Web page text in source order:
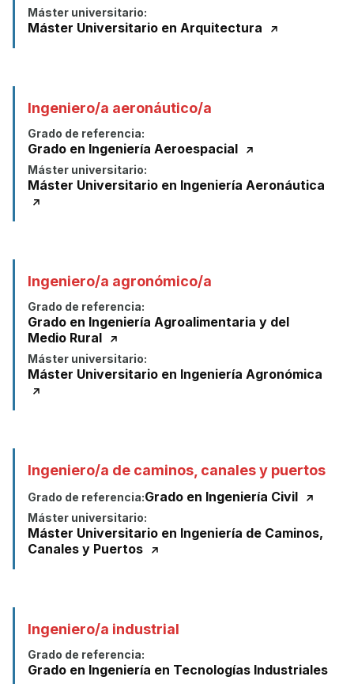
Máster universitario:
Máster Universitario en Arquitectura
Ingeniero/a aeronáutico/a
Grado de referencia:
Grado en Ingeniería Aeroespacial
Máster universitario:
Máster Universitario en Ingeniería Aeronáutica
Ingeniero/a agronómico/a
Grado de referencia:
Grado en Ingeniería Agroalimentaria y del
Medio Rural
Máster universitario:
Máster Universitario en Ingeniería Agronómica
Ingeniero/a de caminos, canales y puertos
Grado de referencia:Grado en Ingeniería Civil
Máster universitario:
Máster Universitario en Ingeniería de Caminos,
Canales y Puertos
Ingeniero/a industrial
Grado de referencia:
Grado en Ingeniería en Tecnologías Industriales